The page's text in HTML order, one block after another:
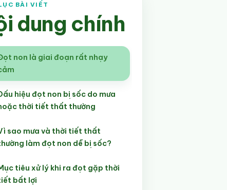
BÀI VIẾT
dung chính
non là giai đoạn rất nhạy
hiệu đọt non bị sốc do mưa
thời tiết thất thường
sao mưa và thời tiết thất
làm đọt non dễ bị sốc?
tiêu xử lý khi ra đọt gặp thời
bất lợi